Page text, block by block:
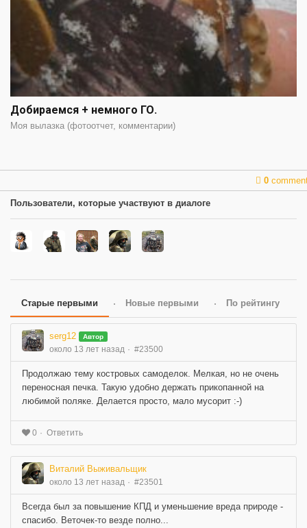
Добираемся + немного ГО.
Моя вылазка (фотоотчет, комментарии)
0
Пользователи, которые участвуют в диалоге
Старые первыми Новые первыми По рейтингу
serg12 Автор
около 13 лет назад #23500
Продолжаю тему костровых самоделок. Мелкая, но не очень
переносная печка. Такую удобно держать прикопанной на
любимой поляке. Делается просто, мало мусорит :-)
0 Ответить
Виталий Выживальщик
около 13 лет назад #23501
Всегда был за повышение КПД и уменьшение вреда природе -
спасибо. Веточек-то везде полно...